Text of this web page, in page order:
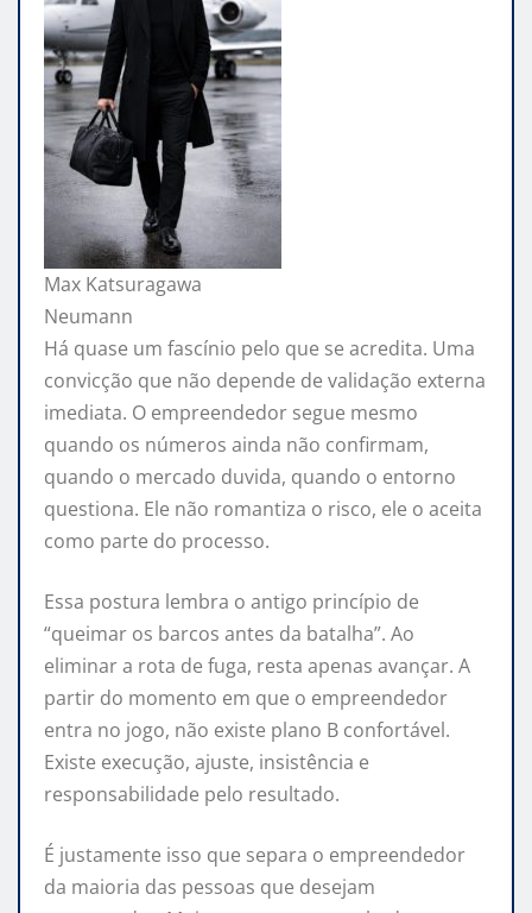
Max Katsuragawa
Neumann
Há quase um fascínio pelo que se acredita. Uma
convicção que não depende de validação externa
imediata. O empreendedor segue mesmo
quando os números ainda não confirmam,
quando o mercado duvida, quando o entorno
questiona. Ele não romantiza o risco, ele o aceita
como parte do processo.
Essa postura lembra o antigo princípio de
“queimar os barcos antes da batalha”. Ao
eliminar a rota de fuga, resta apenas avançar. A
partir do momento em que o empreendedor
entra no jogo, não existe plano B confortável.
Existe execução, ajuste, insistência e
responsabilidade pelo resultado.
É justamente isso que separa o empreendedor
da maioria das pessoas que desejam